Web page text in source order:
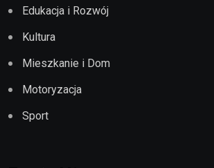
Edukacja i Rozwój
Kultura
Mieszkanie i Dom
Motoryzacja
Sport